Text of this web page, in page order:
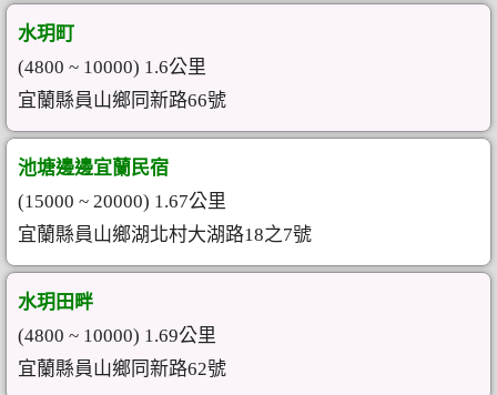
水玥町
(4800 ~ 10000) 1.6公里
宜蘭縣員山鄉同新路66號
池塘邊邊宜蘭民宿
(15000 ~ 20000) 1.67公里
宜蘭縣員山鄉湖北村大湖路18之7號
水玥田畔
(4800 ~ 10000) 1.69公里
宜蘭縣員山鄉同新路62號